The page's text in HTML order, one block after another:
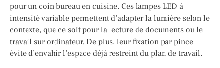
pour un coin bureau en cuisine. Ces lampes LED à
intensité variable permettent d’adapter la lumière selon le
contexte, que ce soit pour la lecture de documents ou le
travail sur ordinateur. De plus, leur fixation par pince
évite d’envahir l’espace déjà restreint du plan de travail.